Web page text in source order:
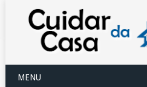
MENU